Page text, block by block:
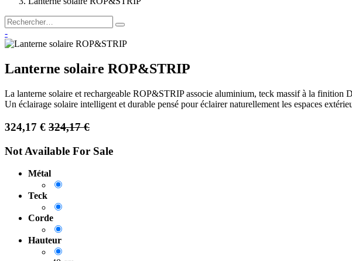
-
Lanterne solaire ROP&STRIP
La lanterne solaire et rechargeable ROP&STRIP associe aluminium, teck massif à la finition
Un éclairage solaire intelligent et durable pensé pour éclairer naturellement les espaces
324,17 € 324,17€
Not Available For Sale
Métal
Teck
Corde
Hauteur